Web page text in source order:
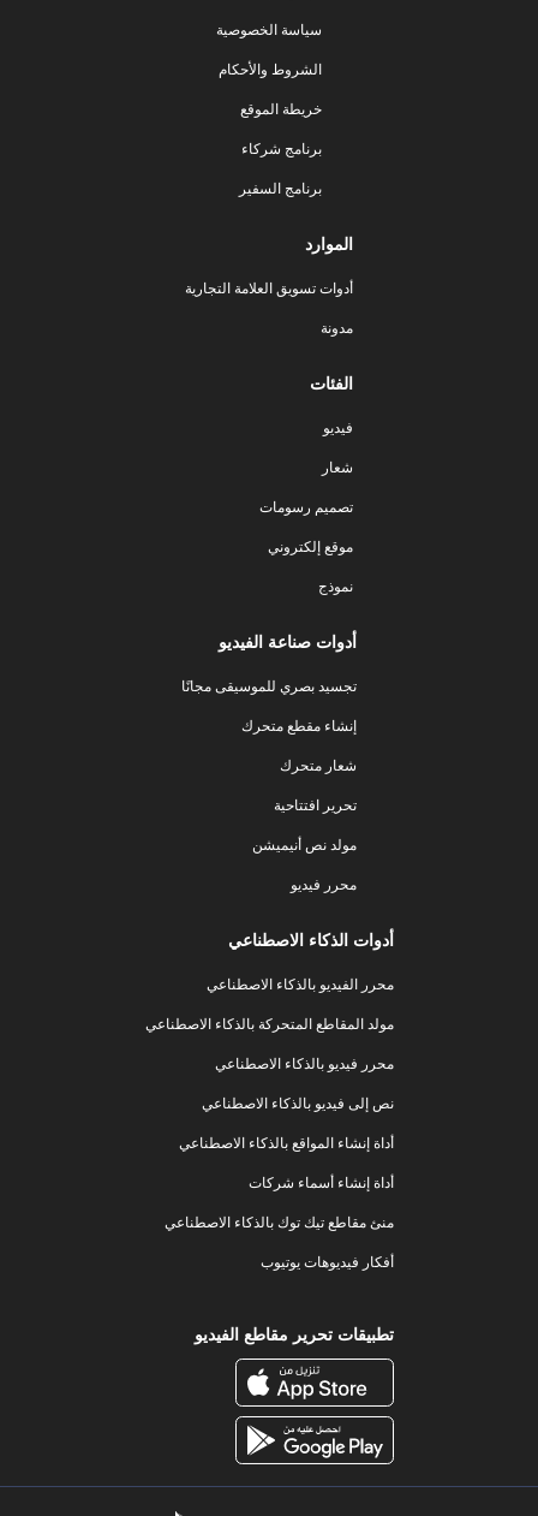
سياسة الخصوصية
الشروط والأحكام
خريطة الموقع
برنامج شركاء
برنامج السفير
الموارد
أدوات تسويق العلامة التجارية
مدونة
الفئات
فيديو
شعار
تصميم رسومات
موقع إلكتروني
نموذج
أدوات صناعة الفيديو
تجسيد بصري للموسيقى مجانًا
إنشاء مقطع متحرك
شعار متحرك
تحرير افتتاحية
مولد نص أنيميشن
محرر فيديو
أدوات الذكاء الاصطناعي
محرر الفيديو بالذكاء الاصطناعي
مولد المقاطع المتحركة بالذكاء الاصطناعي
محرر فيديو بالذكاء الاصطناعي
نص إلى فيديو بالذكاء الاصطناعي
أداة إنشاء المواقع بالذكاء الاصطناعي
أداة إنشاء أسماء شركات
منئ مقاطع تيك توك بالذكاء الاصطناعي
أفكار فيديوهات يوتيوب
تطبيقات تحرير مقاطع الفيديو